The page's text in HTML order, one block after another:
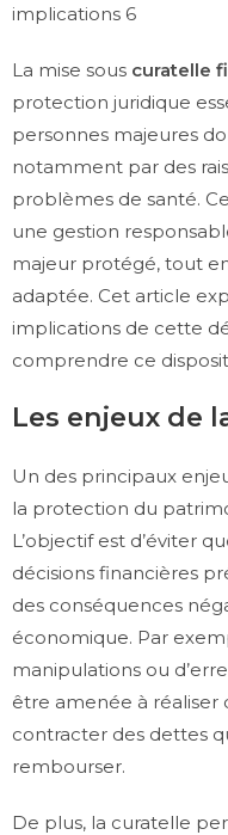
implications 6
La mise sous curatelle
protection juridique
personnes majeures
notamment par des
problèmes de santé.
une gestion
majeur protégé, tout
adaptée. Cet article
implications de cette
comprendre ce
Les enjeux de
Un des principaux
la protection du
L’objectif est d’éviter
décisions financières
des conséquences
économique. Par
manipulations ou
être amenée à réaliser
contracter des dettes
rembourser.
De plus, la curatelle